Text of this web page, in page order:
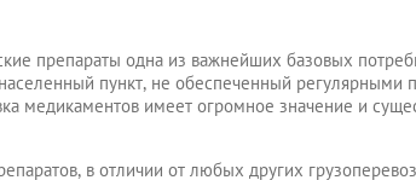
препараты одна из важнейших базовых
пункт, не обеспеченный регулярными
медикаментов имеет огромное значение и
в отличии от любых других